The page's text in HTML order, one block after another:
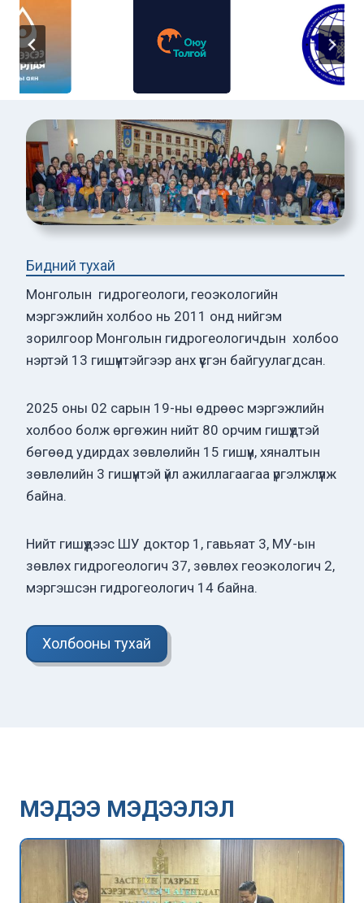
Бидний тухай
Монголын гидрогеологи, геоэкологийн
мэргэжлийн холбоо нь 2011 онд нийгэм
зорилгоор Монголын гидрогеологичдын холбоо
нэртэй 13 гишүүнтэйгээр анх үүсгэн байгуулагдсан.
2025 оны 02 сарын 19-ны өдрөөс мэргэжлийн
холбоо болж өргөжин нийт 80 орчим гишүүдтэй
бөгөөд удирдах зөвлөлийн 15 гишүүн, хяналтын
зөвлөлийн 3 гишүүнтэй үйл ажиллагаагаа үргэлжлүүлж
байна.
Нийт гишүүдээс ШУ доктор 1, гавьяат 3, МУ-ын
зөвлөх гидрогеологич 37, зөвлөх геоэкологич 2,
мэргэшсэн гидрогеологич 14 байна.
Холбооны тухай
МЭДЭЭ МЭДЭЭЛЭЛ